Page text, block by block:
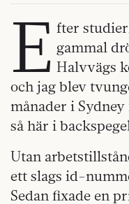
E fter
gammal
Halvvägs
och jag blev
månader i
så här i
Utan
ett slags id-
Sedan fixade en